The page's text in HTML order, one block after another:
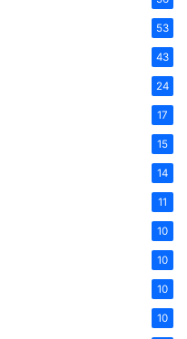
53
43
24
17
15
14
11
10
10
10
10